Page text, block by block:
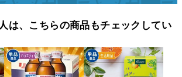
は、こちらの商品もチェックしてい